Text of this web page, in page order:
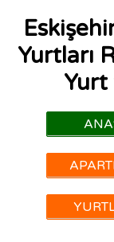
Yurtları
Yurt